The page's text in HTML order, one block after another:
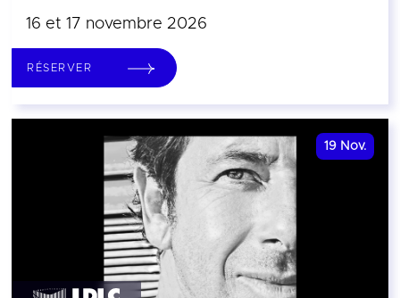
16 et 17 novembre 2026
RÉSERVER
19 Nov.